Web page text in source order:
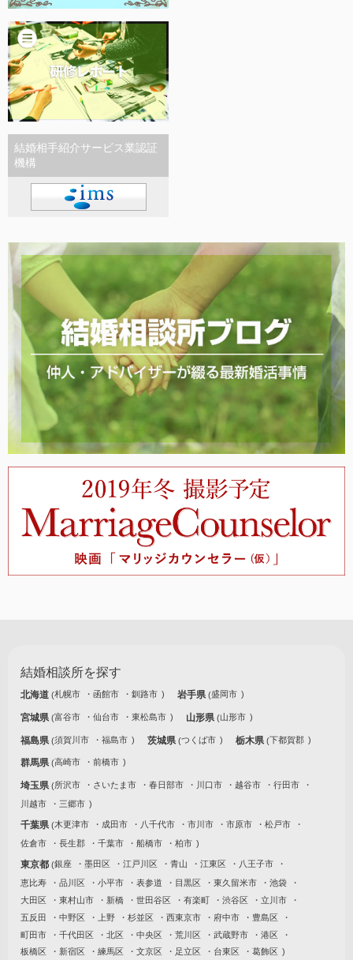
一般のよくある質問
相談室からのよくある質問
結婚相手紹介サービス業認証
機構
結婚相談所を探す
北海道 札幌市 函館市 釧路市 岩手県 盛岡市
宮城県 富谷市 仙台市 東松島市 山形県 山形市
福島県 須賀川市 福島市 茨城県 つくば市 栃木県 下都賀郡
群馬県 高崎市 前橋市
埼玉県 所沢市 さいたま市 春日部市 川口市 越谷市
行田市
川越市
三郷市
千葉県 木更津市 成田市 八千代市 市川市 市原市
松戸市
佐倉市
長生郡 千葉市 船橋市 柏市
東京都 銀座 墨田区 江戸川区 青山 江東区
八王子市
恵比寿
品川区 小平市 表参道 目黒区 東久留米市
池袋
大田区
東村山市 新橋 世田谷区 有楽町 渋谷区
立川市
五反田
中野区 上野 杉並区 西東京市 府中市
豊島区
町田市
千代田区 北区 中央区 荒川区 武蔵野市
港区
板橋区
新宿区 練馬区 文京区 足立区 台東区 葛飾区